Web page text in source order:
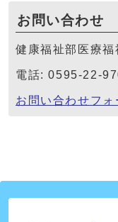
お問い合わせ
健康福祉部医療福
電話: 0595-22-
お問い合わせフォ